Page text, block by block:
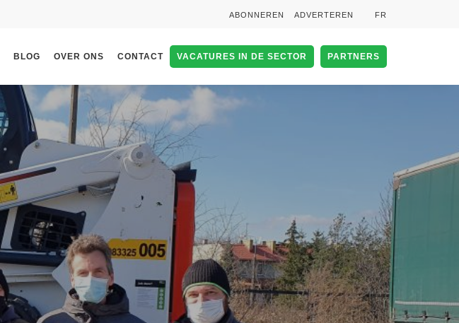
ABONNEREN ADVERTEREN FR
BLOG OVER ONS CONTACT VACATURES IN DE SECTOR PARTNERS